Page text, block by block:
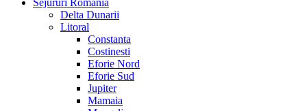
Sejururi Romania
Delta Dunarii
Litoral
Constanta
Costinesti
Eforie Nord
Eforie Sud
Jupiter
Mamaia